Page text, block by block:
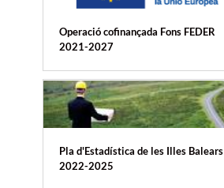
Operació cofinançada Fons FEDER
2021-2027
Pla d'Estadística de les Illes Balears
2022-2025